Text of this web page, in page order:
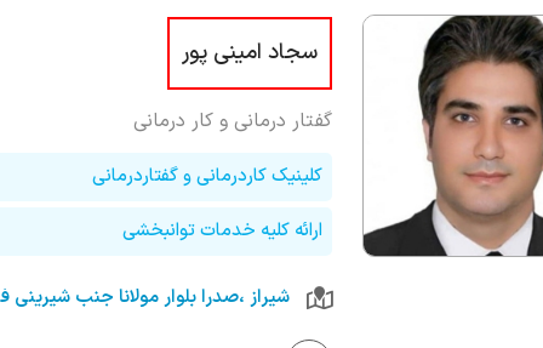
سجاد امینی پور
گفتار درمانی و کار درمانی
کلینیک کاردرمانی و گفتاردرمانی
ارائه کلیه خدمات توانبخشی